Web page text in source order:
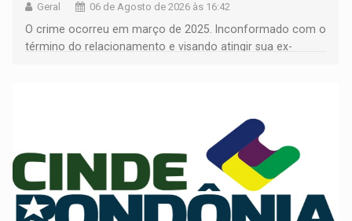
Geral 06 de Agosto de 2026 às 16:42
O crime ocorreu em março de 2025. Inconformado com o
término do relacionamento e visando atingir sua ex-